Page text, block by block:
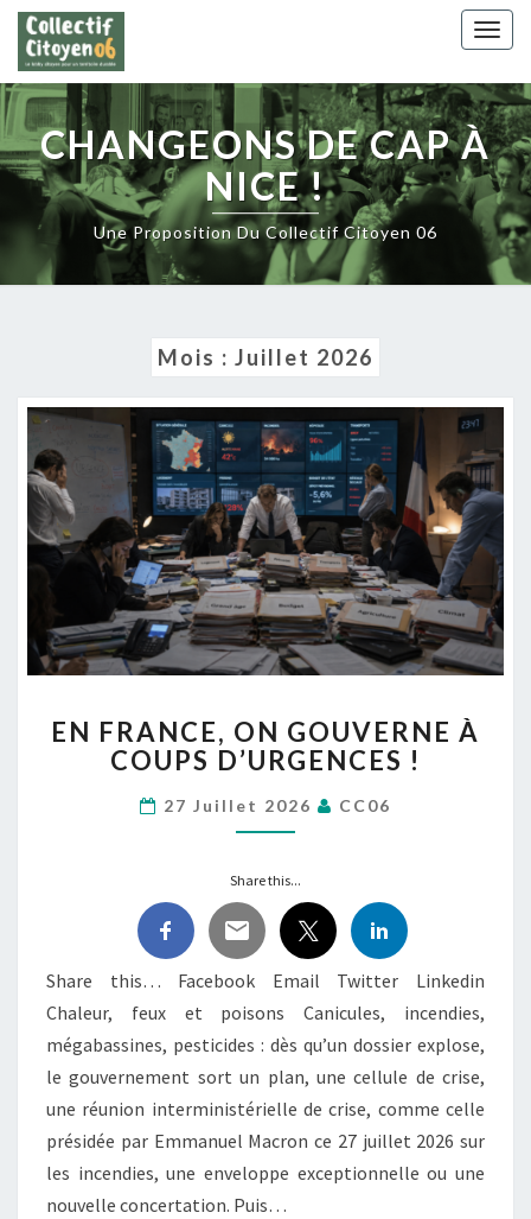
Skip
content
CHANGEONS DE CAP À
NICE !
Une Proposition Du Collectif Citoyen 06
Mois : Juillet 2026
FRANCE,
ON
À
COUPS
EN FRANCE, ON GOUVERNE À
COUPS D’URGENCES !
27 Juillet 2026 CC06
Share this...
Share this… Facebook Email Twitter Linkedin
Chaleur, feux et poisons Canicules, incendies,
mégabassines, pesticides : dès qu’un dossier explose,
le gouvernement sort un plan, une cellule de crise,
une réunion interministérielle de crise, comme celle
présidée par Emmanuel Macron ce 27 juillet 2026 sur
les incendies, une enveloppe exceptionnelle ou une
nouvelle concertation. Puis…